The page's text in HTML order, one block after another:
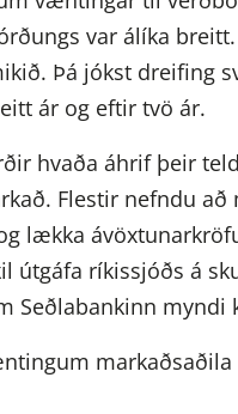
var álíka
Þá jókst dreifing
ár og eftir tvö ár.
hvaða áhrif þeir
Flestir nefndu
lækka
útgáfa ríkissjóðs á
Seðlabankinn myndi